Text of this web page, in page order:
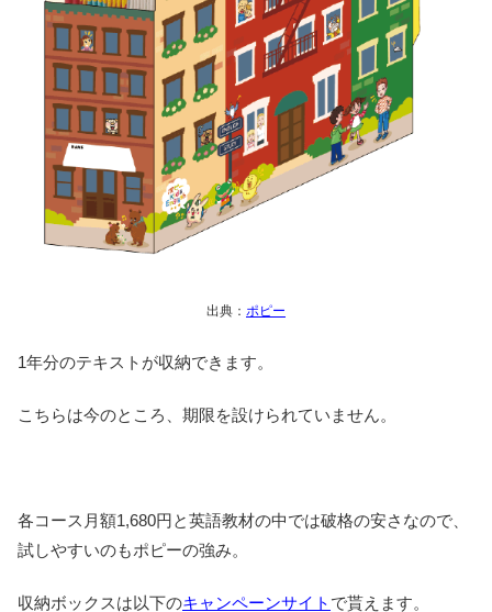
出典： ポピー
1年分のテキストが収納できます。
こちらは今のところ、期限を設けられていません。
各コース月額1,680円と英語教材の中では破格の安さなので、
試しやすいのもポピーの強み。
収納ボックスは以下のキャンペーンサイト で貰えます。